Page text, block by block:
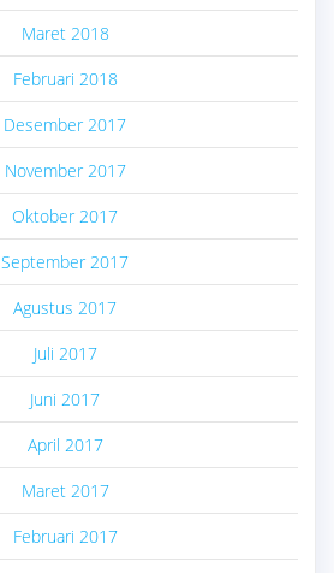
Maret 2018
Februari 2018
Desember 2017
November 2017
Oktober 2017
September 2017
Agustus 2017
Juli 2017
Juni 2017
April 2017
Maret 2017
Februari 2017